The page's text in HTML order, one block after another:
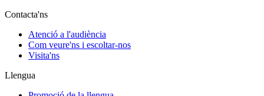
Contacta'ns
Atenció a l'audiència
Com veure'ns i escoltar-nos
Visita'ns
Llengua